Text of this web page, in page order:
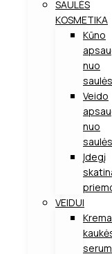
SAULĖS
KOSMETIKA
Kūno
nuo
saulės
Veido
nuo
saulės
Įdegį
VEIDUI